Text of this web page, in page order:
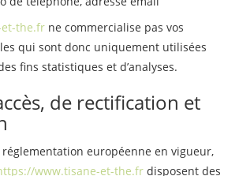
the.fr ne commercialise pas vos
qui sont donc uniquement utilisées
fins statistiques et d’analyses.
de rectification et
européenne en vigueur,
www.tisane-et-the.fr disposent des